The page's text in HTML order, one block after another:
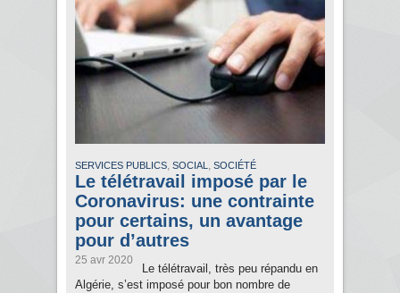
SERVICES PUBLICS, SOCIAL , SOCIÉTÉ
Le télétravail imposé par le
Coronavirus: une contrainte
pour certains, un avantage
pour d’autres
25 avr 2020
Le télétravail, très peu répandu en
Algérie, s’est imposé pour bon nombre de